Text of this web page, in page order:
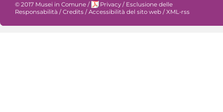
© 2017 Musei in Comune / Privacy / Esclusione delle
Responsabilità / Credits / Accessibilità del sito web / XML-rss